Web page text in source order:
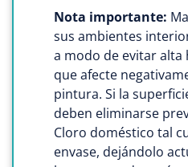
Nota importante:
sus ambientes
a modo de evitar alta
que afecte
pintura. Si la
deben eliminarse
Cloro doméstico tal
envase, dejándolo